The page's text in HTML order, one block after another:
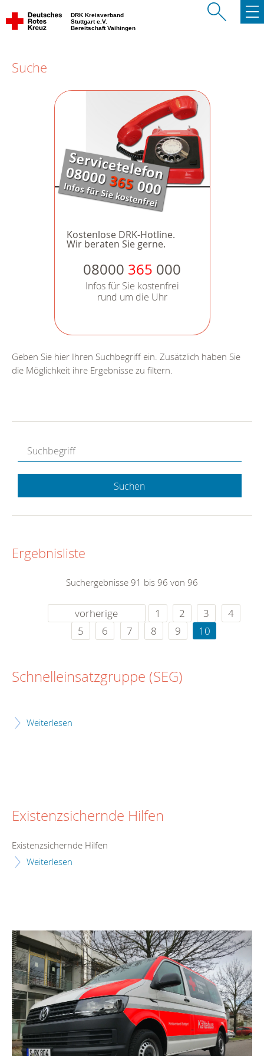
DRK Kreisverband
Stuttgart e.V.
Bereitschaft Vaihingen
Suche
Kostenlose DRK-Hotline.
Wir beraten Sie gerne.
08000 365 000
Infos für Sie kostenfrei
rund um die Uhr
Geben Sie hier Ihren Suchbegriff ein. Zusätzlich haben Sie
die Möglichkeit ihre Ergebnisse zu filtern.
Suchen
Ergebnisliste
Suchergebnisse 91 bis 96 von 96
vorherige 1 2 3
4
5
6 7 8 9 10
Schnelleinsatzgruppe (SEG)
Weiterlesen
Existenzsichernde Hilfen
Existenzsichernde Hilfen
Weiterlesen